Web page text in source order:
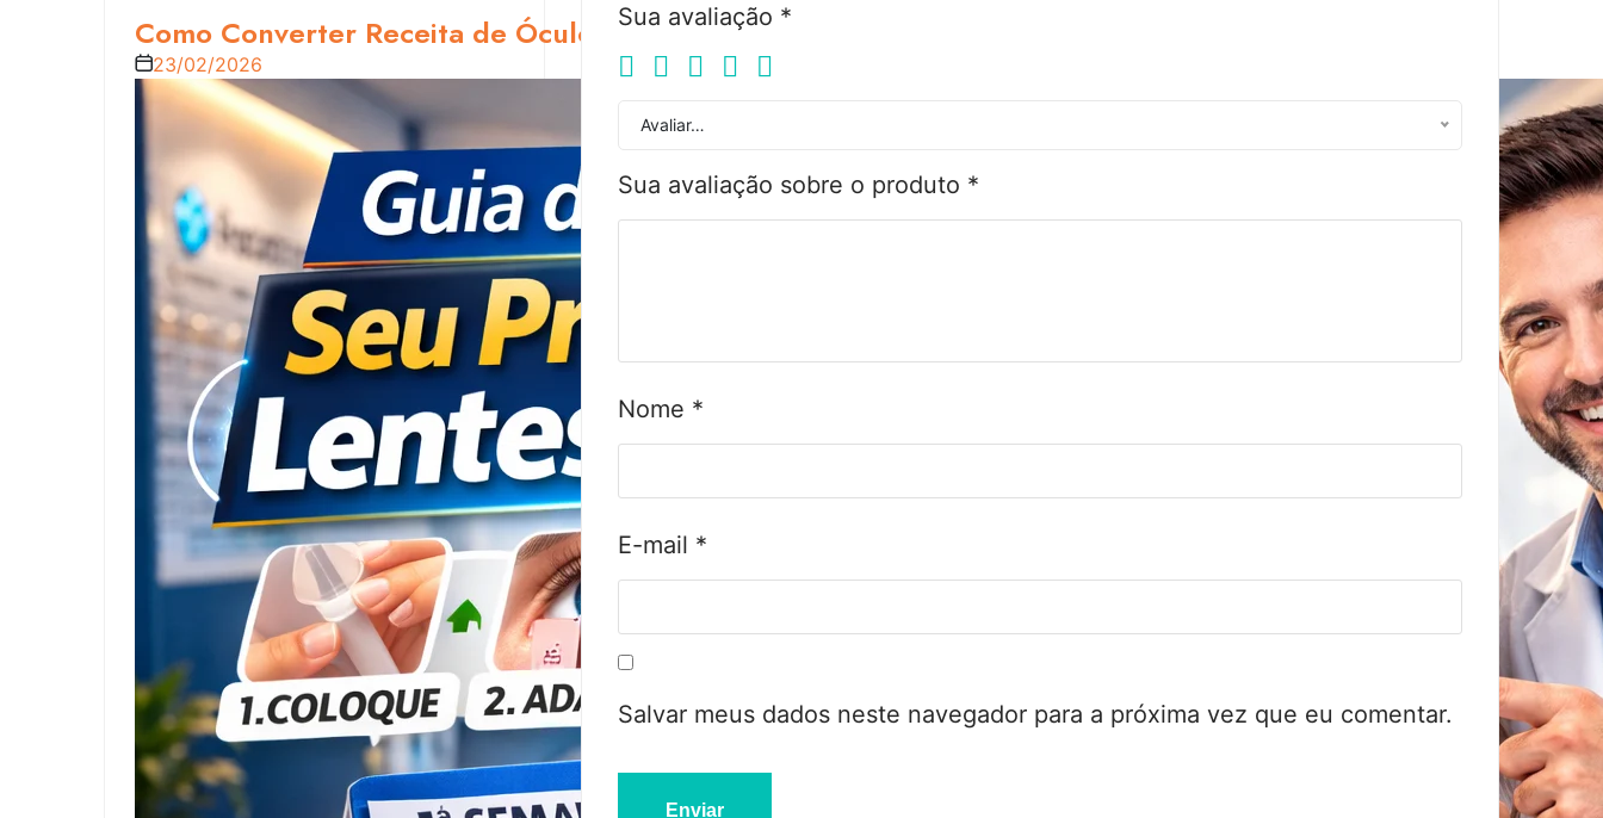
Como Converter Receita de Óculos para Lentes de Contato | JR Óptica
23/02/2026
Sua avaliação *
Avaliar…
Sua avaliação sobre o produto *
Nome *
E-mail *
Salvar meus dados neste navegador para a próxima vez que eu comentar.